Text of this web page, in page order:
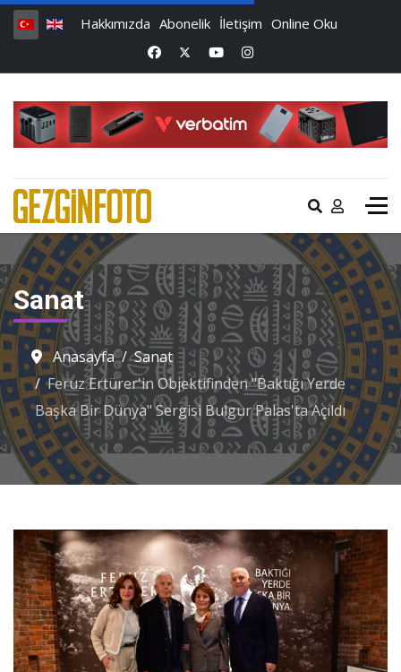
Hakkımızda Abonelik İletişim Online Oku
Sanat
Anasayfa
Sanat
Feruz Ertürer'in Objektifinden "Baktığı Yerde
Başka Bir Dünya" Sergisi Bulgur Palas'ta Açıldı